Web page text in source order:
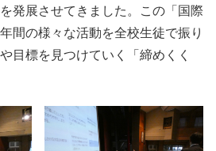
発展させてきました。この「国際
間の様々な活動を全校生徒で振り
目標を見つけていく「締めくく